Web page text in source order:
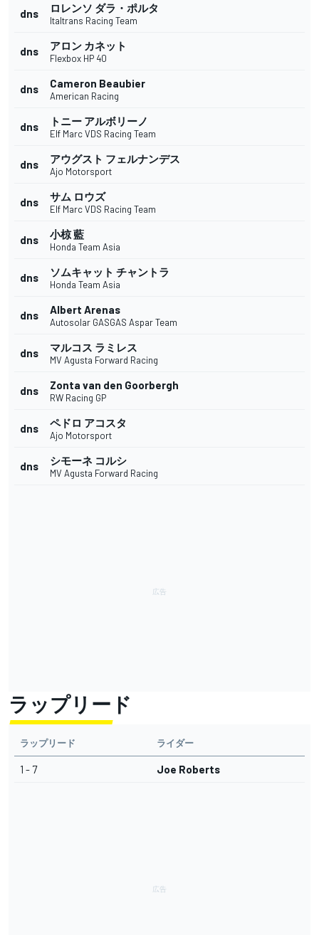
dns ロレンソ ダラ・ポルタ
Italtrans Racing Team
dns アロン カネット
Flexbox HP 40
dns Cameron Beaubier
American Racing
dns トニー アルボリーノ
Elf Marc VDS Racing Team
dns アウグスト フェルナンデス
Ajo Motorsport
dns サム ロウズ
Elf Marc VDS Racing Team
dns 小椋 藍
Honda Team Asia
dns ソムキャット チャントラ
Honda Team Asia
dns Albert Arenas
Autosolar GASGAS Aspar Team
dns マルコス ラミレス
MV Agusta Forward Racing
dns Zonta van den Goorbergh
RW Racing GP
dns ペドロ アコスタ
Ajo Motorsport
dns シモーネ コルシ
MV Agusta Forward Racing
ラップリード
ラップリード ライダー
1 - 7 Joe Roberts